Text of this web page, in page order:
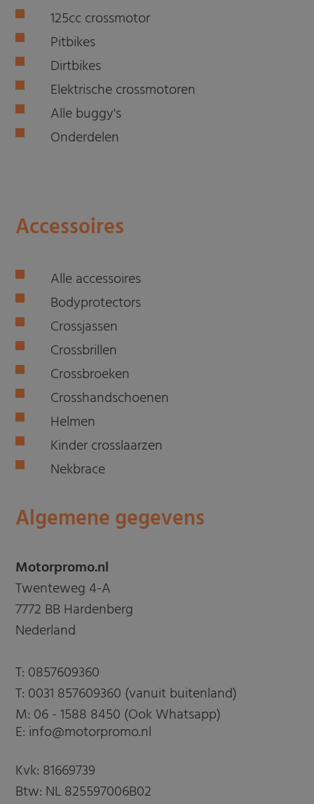
125cc crossmotor
Pitbikes
Dirtbikes
Elektrische crossmotoren
Alle buggy's
Onderdelen
Accessoires
Alle accessoires
Bodyprotectors
Crossjassen
Crossbrillen
Crossbroeken
Crosshandschoenen
Helmen
Kinder crosslaarzen
Nekbrace
Algemene gegevens
Motorpromo.nl
Twenteweg 4-A
7772 BB Hardenberg
Nederland
T: 0857609360
T: 0031 857609360 (vanuit buitenland)
M: 06 - 1588 8450 (Ook Whatsapp)
E: info@motorpromo.nl
Kvk: 81669739
Btw: NL 825597006B02